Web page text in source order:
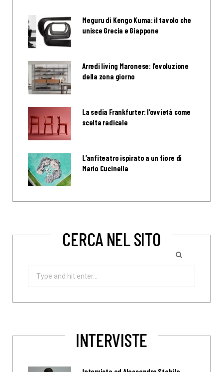
Meguru di Kengo Kuma: il tavolo che
unisce Grecia e Giappone
Arredi living Maronese: l’evoluzione
della zona giorno
La sedia Frankfurter: l’ovvietà come
scelta radicale
L’anfiteatro ispirato a un fiore di
Mario Cucinella
CERCA NEL SITO
Search
INTERVISTE